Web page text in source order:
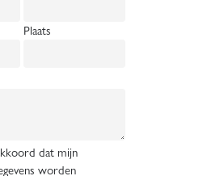
Plaats
dat mijn
worden